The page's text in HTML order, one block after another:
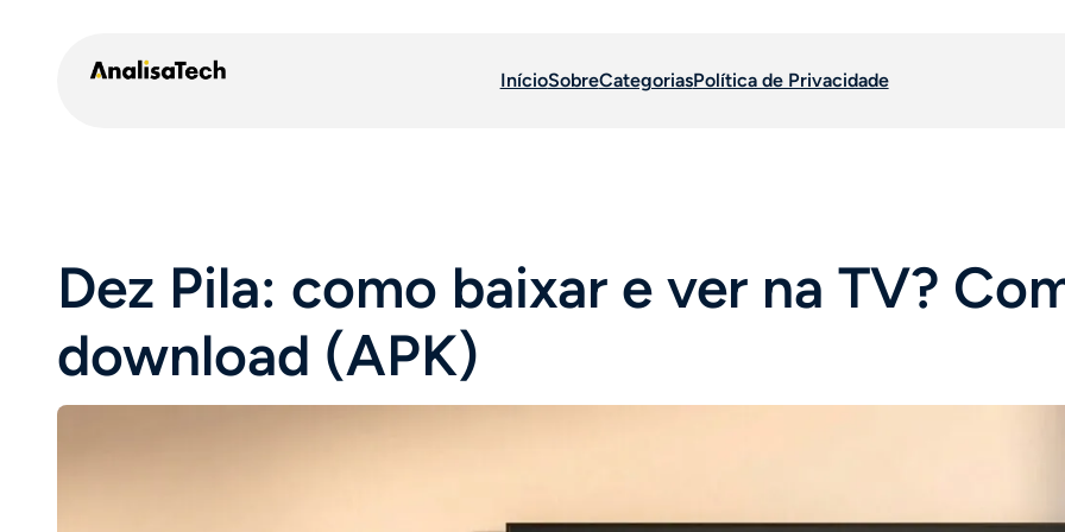
InícioSobreCategoriasPolítica de Privacidade
Dez Pila: como baixar e ver na TV?
download (APK)